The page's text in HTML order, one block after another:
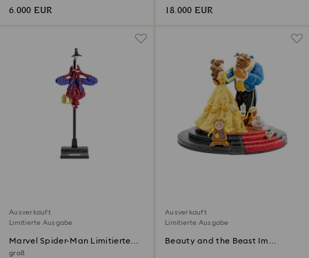
6.000 EUR 18.000 EUR
Ausverkauft
Limitierte Ausgabe
Marvel Spider-Man Limitierte
Ausgabe
groß
Ausverkauft
Limitierte Ausgabe
Beauty and the Beast Im